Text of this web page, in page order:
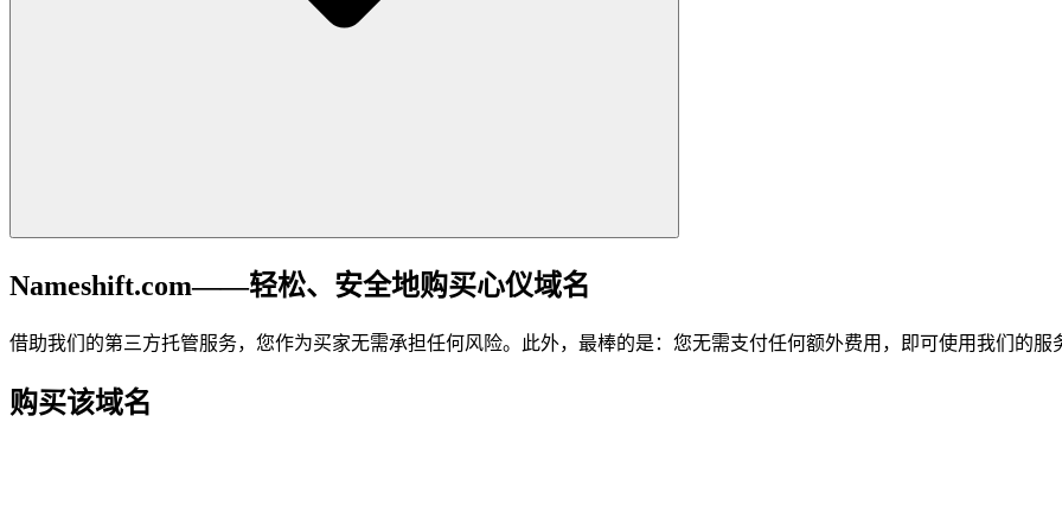
Nameshift.com——轻松、安全地购买心仪域名
借助我们的第三方托管服务，您作为买家无需承担任何风险。此外，最棒的是：您无需支付任何额外费用，即可使用我们的服
购买该域名